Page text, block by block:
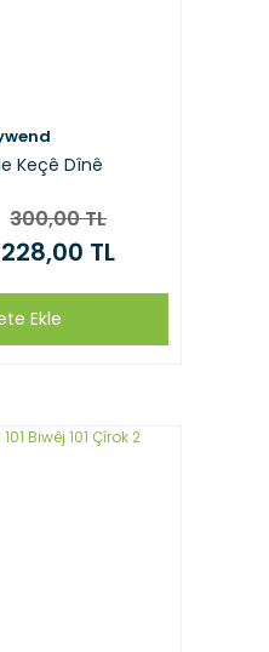
Keçê Dînê
300,00 TL
228,00 TL
Ekle